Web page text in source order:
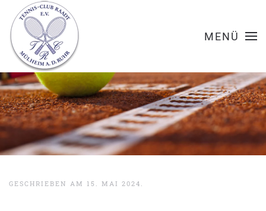
MENÜ
GESCHRIEBEN AM 15. MAI 2024 .